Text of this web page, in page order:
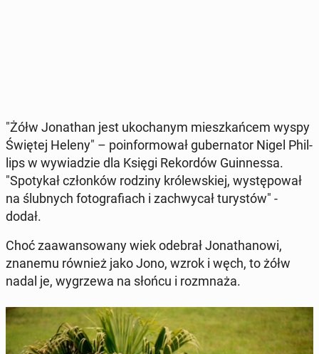
"Żółw Jo­na­than jest uko­cha­nym miesz­kań­cem wyspy
Świętej Heleny" – po­in­for­mo­wał gu­ber­na­tor Nigel Phil­
lips w wy­wia­dzie dla Księgi Re­kor­dów Gu­in­nes­sa.
"Spo­ty­kał człon­ków rodziny kró­lew­skiej, wy­stę­po­wał
na ślub­nych fo­to­gra­fiach i za­chwy­cał tu­ry­stów" -
dodał.
Choć za­awan­so­wa­ny wiek odebrał Jo­na­tha­no­wi,
znanemu również jako Jono, wzrok i węch, to żółw
nadal je, wy­grze­wa na słońcu i roz­mna­ża.